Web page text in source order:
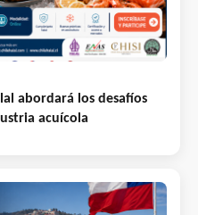
abordará los desafíos
acuícola